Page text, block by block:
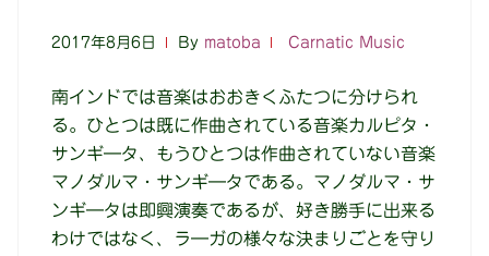
2017年8月6日 By matoba Carnatic Music
南インドでは音楽はおおきくふたつに分けられ
る。ひとつは既に作曲されている音楽カルピタ・
サンギ―タ、もうひとつは作曲されていない音楽
マノダルマ・サンギ―タである。マノダルマ・サ
ンギ―タは即興演奏であるが、好き勝手に出来る
わけではなく、ラ―ガの様々な決まりごとを守り